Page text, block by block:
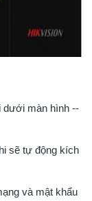
dưới màn hình --
sẽ tự động kích
và mật khẩu